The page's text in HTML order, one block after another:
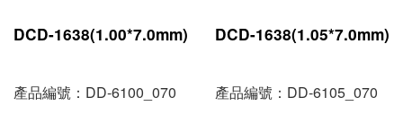
DCD-1638(1.00*7.0mm)
產品編號：DD-6100_070
DCD-1638(1.05*7.0mm)
產品編號：DD-6105_070